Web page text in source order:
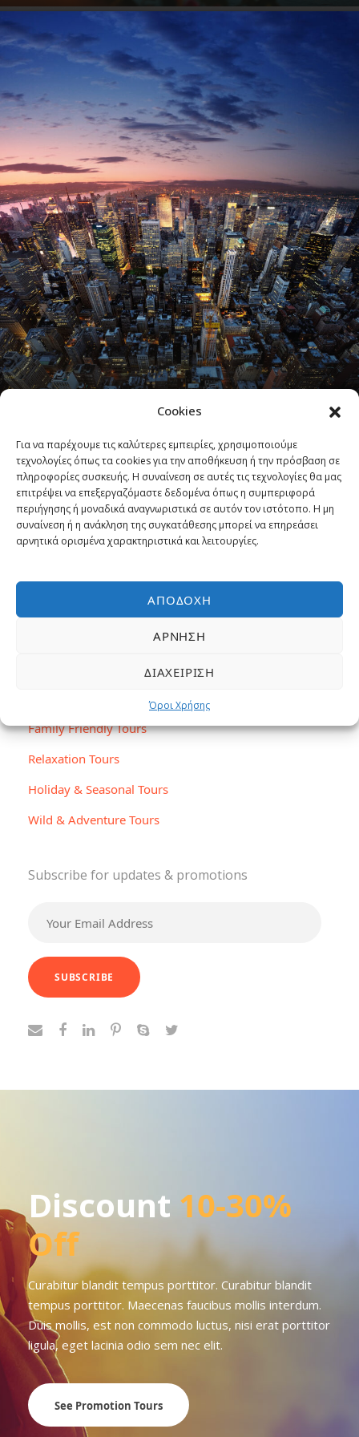
Cookies
Για να παρέχουμε τις καλύτερες εμπειρίες, χρησιμοποιούμε
τεχνολογίες όπως τα cookies για την αποθήκευση ή την πρόσβαση σε
πληροφορίες συσκευής. Η συναίνεση σε αυτές τις τεχνολογίες θα μας
επιτρέψει να επεξεργαζόμαστε δεδομένα όπως η συμπεριφορά
περιήγησης ή μοναδικά αναγνωριστικά σε αυτόν τον ιστότοπο. Η μη
συναίνεση ή η ανάκληση της συγκατάθεσης μπορεί να επηρεάσει
αρνητικά ορισμένα χαρακτηριστικά και λειτουργίες.
ΑΠΟΔΟΧΉ
ΆΡΝΗΣΗ
ΔΙΑΧΕΊΡΙΣΗ
Όροι Χρήσης
VIEW ALL TOURS
0 tour
VIEW ALL TOURS
0 tour
VIEW ALL TOURS
Browse Tours By Activity
Cultural & Thematic Tours
Indulgence & Luxury Tours
Family Friendly Tours
Relaxation Tours
Holiday & Seasonal Tours
Wild & Adventure Tours
Subscribe for updates & promotions
Discount 10-30%
Off
Curabitur blandit tempus porttitor. Curabitur blandit
tempus porttitor. Maecenas faucibus mollis interdum.
Duis mollis, est non commodo luctus, nisi erat porttitor
ligula, eget lacinia odio sem nec elit.
See Promotion Tours